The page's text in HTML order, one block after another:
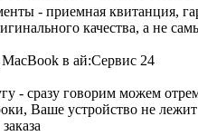
- приемная квитанция,
качества, а не
- сразу говорим можем
Ваше устройство не лежит